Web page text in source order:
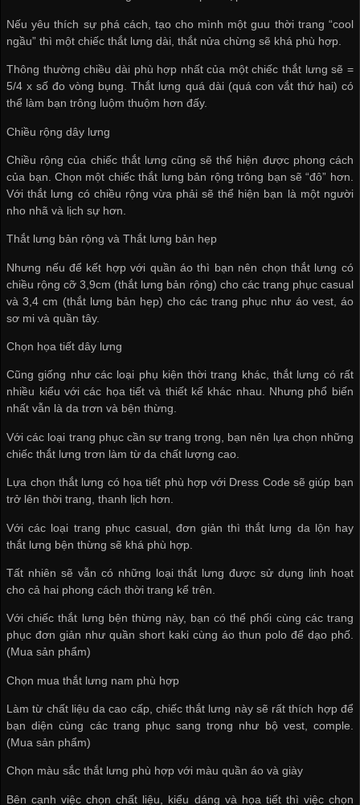
Nếu yêu thích sự phá cách, tạo cho mình một guu thời trang “cool
ngầu” thì một chiếc thắt lưng dài, thắt nửa chừng sẽ khá phù hợp.
Thông thường chiều dài phù hợp nhất của một chiếc thắt lưng sẽ =
5/4 x số đo vòng bụng. Thắt lưng quá dài (quá con vắt thứ hai) có
thể làm bạn trông luộm thuộm hơn đấy.
Chiều rộng dây lưng
Chiều rộng của chiếc thắt lưng cũng sẽ thể hiện được phong cách
của bạn. Chọn một chiếc thắt lưng bản rộng trông bạn sẽ “đô” hơn.
Với thắt lưng có chiều rộng vừa phải sẽ thể hiện bạn là một người
nho nhã và lịch sự hơn.
Thắt lưng bản rộng và Thắt lưng bản hẹp
Nhưng nếu để kết hợp với quần áo thì bạn nên chọn thắt lưng có
chiều rộng cỡ 3,9cm (thắt lưng bản rộng) cho các trang phục casual
và 3,4 cm (thắt lưng bản hẹp) cho các trang phục như áo vest, áo
sơ mi và quần tây.
Chọn họa tiết dây lưng
Cũng giống như các loại phụ kiện thời trang khác, thắt lưng có rất
nhiều kiểu với các họa tiết và thiết kế khác nhau. Nhưng phổ biến
nhất vẫn là da trơn và bện thừng.
Với các loại trang phục cần sự trang trọng, bạn nên lựa chọn những
chiếc thắt lưng trơn làm từ da chất lượng cao.
Lựa chọn thắt lưng có họa tiết phù hợp với Dress Code sẽ giúp bạn
trở lên thời trang, thanh lịch hơn.
Với các loại trang phục casual, đơn giản thì thắt lưng da lộn hay
thắt lưng bện thừng sẽ khá phù hợp.
Tất nhiên sẽ vẫn có những loại thắt lưng được sử dụng linh hoạt
cho cả hai phong cách thời trang kể trên.
Với chiếc thắt lưng bện thừng này, bạn có thể phối cùng các trang
phục đơn giản như quần short kaki cùng áo thun polo để dạo phố.
(Mua sản phẩm)
Chọn mua thắt lưng nam phù hợp
Làm từ chất liệu da cao cấp, chiếc thắt lưng này sẽ rất thích hợp để
bạn diện cùng các trang phục sang trọng như bộ vest, comple.
(Mua sản phẩm)
Chọn màu sắc thắt lưng phù hợp với màu quần áo và giày
Bên cạnh việc chọn chất liệu, kiểu dáng và họa tiết thì việc chọn